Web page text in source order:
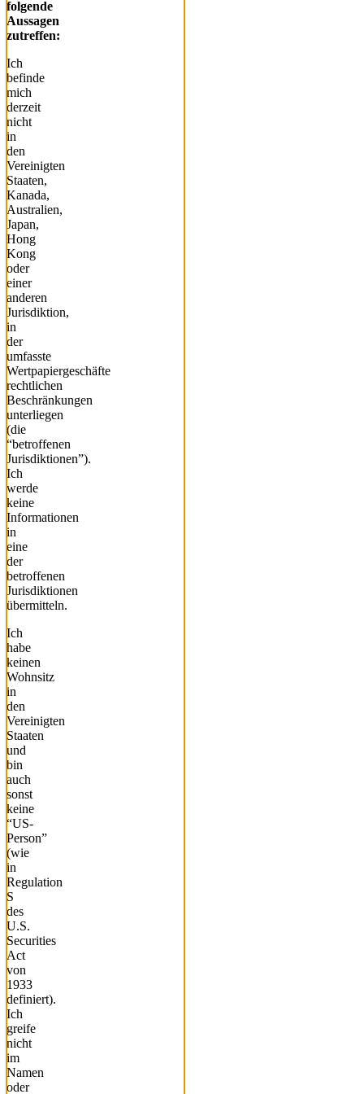
folgende
Aussagen
zutreffen:
Ich
befinde
mich
derzeit
nicht
in
den
Vereinigten
Staaten,
Kanada,
Australien,
Japan,
Hong
Kong
oder
einer
anderen
Jurisdiktion,
in
der
umfasste
Wertpapiergeschäfte
rechtlichen
Beschränkungen
unterliegen
(die
“betroffenen
Jurisdiktionen”).
Ich
werde
keine
Informationen
in
eine
der
betroffenen
Jurisdiktionen
übermitteln.
Ich
habe
keinen
Wohnsitz
in
den
Vereinigten
Staaten
und
bin
auch
sonst
keine
“US-
Person”
(wie
in
Regulation
S
des
U.S.
Securities
Act
von
1933
definiert).
Ich
greife
nicht
im
Namen
oder